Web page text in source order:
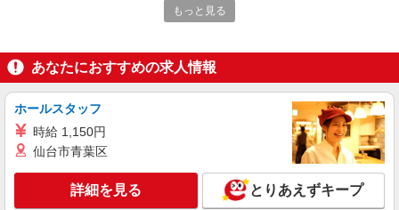
+゜・。○。・゜+゜
株式会社シエロ
スマホ携帯販売【ソフトバンク】
月給231500円〜256500円（経験・能力によ
る） ※上記金額に時間外手当/インセンティブが加
算 ・賞与あり・時間外手当あり（平均残業時間：
10h/月）・地域手当/職能手当あり・Workstyle支
援金（4000円/月）あり・実績によりインセンティ
ブあり ★交通費別途支給（規定あり） ゜+゜・。
○。・゜+゜・。○。・゜+゜ 入社祝い金10万円支
キープ 詳細を見る
もっと見る
あなたにおすすめの求人情報
ホールスタッフ
時給 1,150円
仙台市青葉区
詳細を見る とりあえずキープ